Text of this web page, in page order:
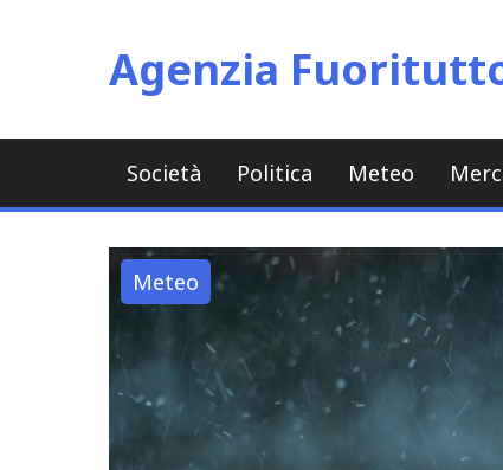
Agenzia
Società Politica Meteo
Meteo